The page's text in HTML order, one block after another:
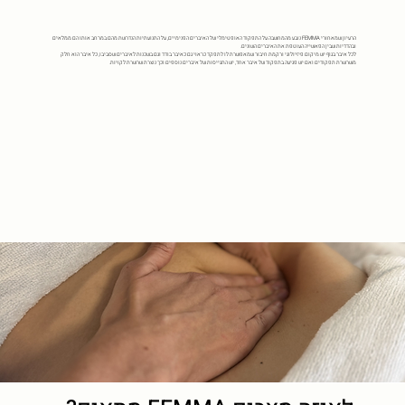
הרעיון שמאחורי FEMMA נובע מהמחשבה על התפקוד האופטימלי של האיברים הפנימיים, על התנועתיות הנדרשת מהם במרחב אותו הם ממלאים
ובהדדיות שבין הפאשייה העוטפת את האיברים השונים.
לכל איבר בגוף יש מיקום פיזיולוגי ורקמת חיבור שמאפשרת לו לתפקד כראוי גם כאיבר בודד וגם בשכנות לאיברים שסביבו, כל איבר הוא חלק
משרשרת תפקודים ואם יש פגיעה בתפקוד של איבר אחד, יש התגייסות של איברים נוספים וכך נוצרת שרשרת לקויות.